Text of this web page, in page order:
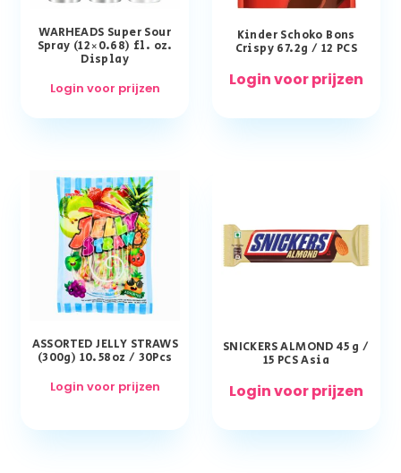
WARHEADS Super Sour
Spray (12×0.68) fl. oz.
Display
Login voor prijzen
Kinder Schoko Bons
Crispy 67.2g / 12 PCS
Login voor prijzen
ASSORTED JELLY STRAWS
(300g) 10.58oz / 30Pcs
Login voor prijzen
SNICKERS ALMOND 45 g /
15 PCS Asia
Login voor prijzen